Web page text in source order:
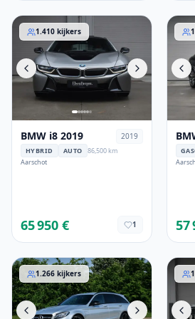
BMW i8 2019
1.410 kijkers
BMW i8 2019 2019
HYBRID AUTO
86,500 km
Aarschot
65 950 € 1 57
Mercedes-Benz Classe-C 2017
1.266 kijkers